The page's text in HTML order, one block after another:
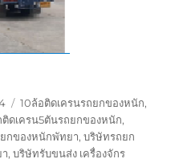
ป้าย
กำกับ
10ล้อติดเครนรถยกของหนัก,
ติดเครน5ตันรถยกของหนัก,
ยกของหนักพัทยา,บริษัทรถยก
,บริษัทรับขนส่ง เครื่องจักร